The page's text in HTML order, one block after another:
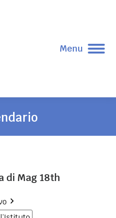
Menu
Tu sei qui:
di Mag 18th